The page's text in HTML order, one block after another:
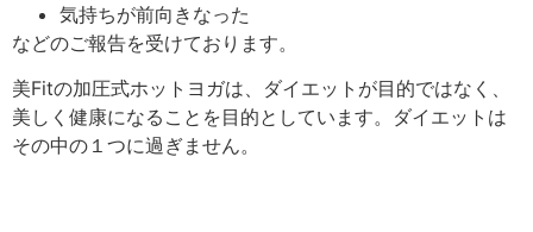
気持ちが前向きなった
などのご報告を受けております。
美Fitの加圧式ホットヨガは、ダイエットが目的ではなく、
美しく健康になることを目的としています。ダイエットは
その中の１つに過ぎません。